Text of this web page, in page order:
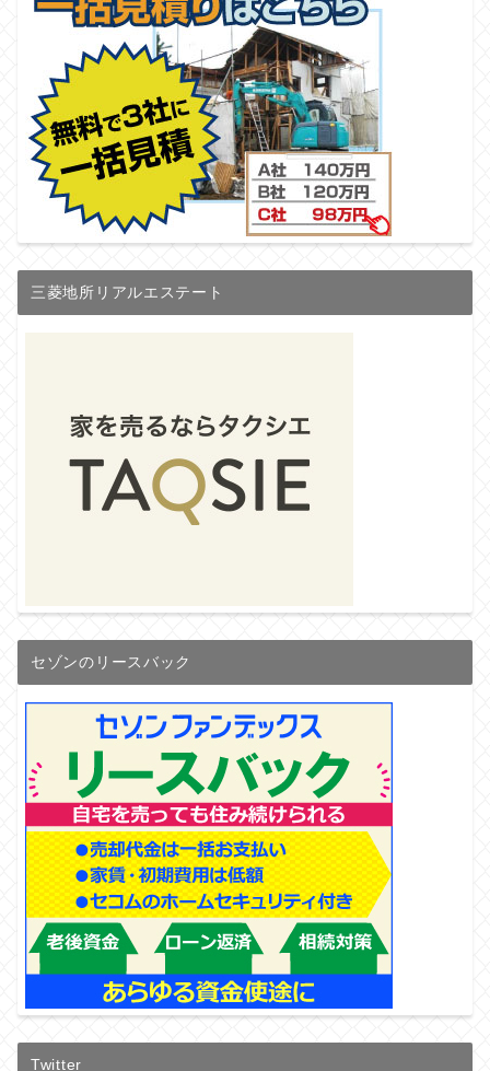
三菱地所リアルエステート
セゾンのリースバック
Twitter